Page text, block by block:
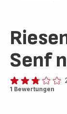
Senf
ratings.2.7
1 Bewertungen